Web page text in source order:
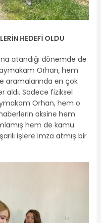
HEDEFİ OLDU
atandığı dönemde de
Orhan, hem
aramalarında en çok
aldı. Sadece fiziksel
Orhan, hem o
aksine hem
hem de kamu
işlere imza atmış bir